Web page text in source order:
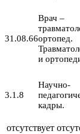
31.08.66
Врач –
ортопед.
и
3.1.8
Научно-
кадры.
отсутствует